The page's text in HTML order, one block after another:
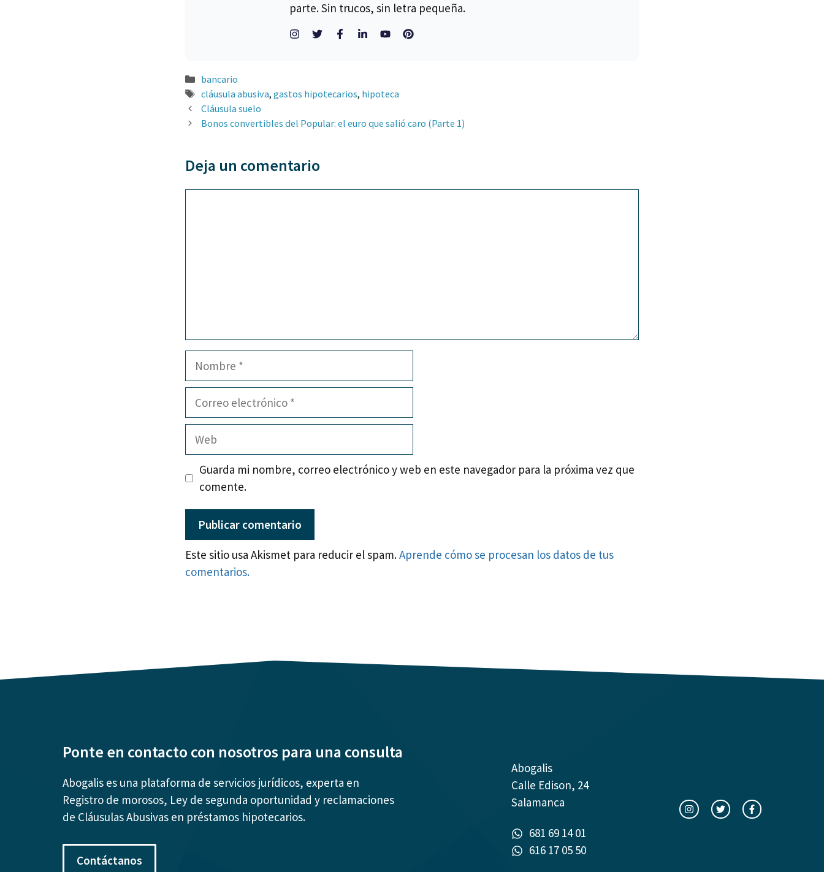
parte. Sin trucos, sin letra pequeña.
Categorías
bancario
Etiquetas
cláusula abusiva, gastos hipotecarios, hipoteca
Cláusula suelo
Bonos convertibles del Popular: el euro que salió caro (Parte 1)
Deja un comentario
Nombre
Correo
Web
Guarda mi nombre, correo electrónico y web en este navegador para la próxima vez que
comente.
Este sitio usa Akismet para reducir el spam.Aprende cómo se procesan los datos de tus
comentarios.
Ponte en contacto con nosotros para una consulta
Abogalis es una plataforma de servicios jurídicos, experta en
Registro de morosos, Ley de segunda oportunidad y reclamaciones
de Cláusulas Abusivas en préstamos hipotecarios.
Contáctanos
Abogalis
Calle Edison, 24
Salamanca
681 69 14 01
616 17 05 50